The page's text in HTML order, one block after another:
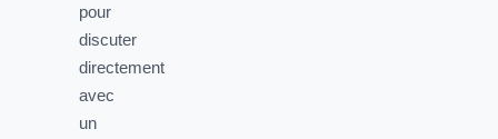
pour
discuter
directement
avec
un